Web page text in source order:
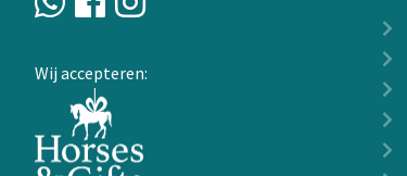
Wij accepteren: